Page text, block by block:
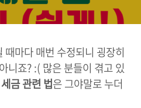
마다 매번 수정되니 굉장히
니죠? :( 많은 분들이 겪고 있
금 관련 법은 그야말로 누더